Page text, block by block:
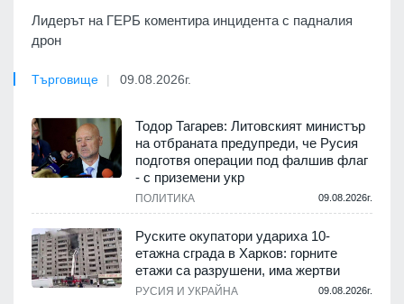
Лидерът на ГЕРБ коментира инцидента с падналия
дрон
Търговище 09.08.2026г.
Тодор Тагарев: Литовският министър
на отбраната предупреди, че Русия
подготвя операции под фалшив флаг
- с приземени укр
ПОЛИТИКА 09.08.2026г.
Руските окупатори удариха 10-
етажна сграда в Харков: горните
етажи са разрушени, има жертви
РУСИЯ И УКРАЙНА 09.08.2026г.